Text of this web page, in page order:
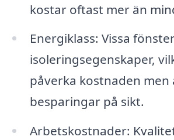
kostar oftast mer än
Energiklass: Vissa
isoleringsegenskaper,
påverka kostnaden men
besparingar på sikt.
Arbetskostnader: